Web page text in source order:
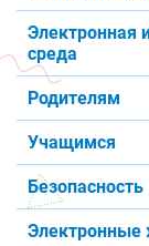
Электронная
среда
Родителям
Учащимся
Безопасность